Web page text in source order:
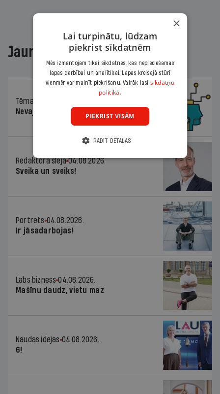
Jaunākajā žurnālā
Tēma
Nevajag baidīties!
Redaktora sleja 04.08.2026.
Sveika un sveiks!
Portrets 04.08.2026.
Ir jāsadarbojas!
Labs bizness 04.08.2026.
Mašīnu daudz, vietu maz
Naudas idejas 04.08.2026.
6!
×
Lai turpinātu, lūdzam
piekrist sīkdatnēm
Mēs izmantojam tikai sīkdatnes, kas nepieciešamas
lapas darbībai un analītikai. Lapas kreisajā stūrī
vienmēr var mainīt piekrišanu. Vairāk lasi sīkdatņu
politikā.
PIEKRIST VISĀM
RĀDĪT DETAĻAS